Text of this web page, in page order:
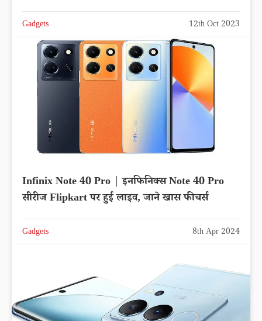
Gadgets 12th Oct 2023
Infinix Note 40 Pro | इनफिनिक्स Note 40 Pro
सीरीज Flipkart पर हुई लाइव, जाने खास फीचर्स
Gadgets 8th Apr 2024